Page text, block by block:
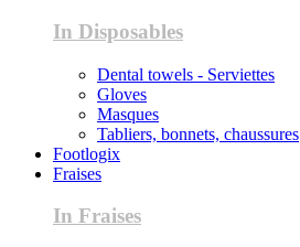
In Disposables
Dental towels - Serviettes
Gloves
Masques
Tabliers, bonnets, chaussures
Footlogix
Fraises
In Fraises